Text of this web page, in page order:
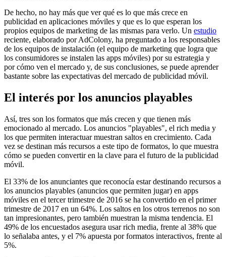
De hecho, no hay más que ver qué es lo que más crece en
publicidad en aplicaciones móviles y que es lo que esperan los
propios equipos de marketing de las mismas para verlo. Un estudio
reciente, elaborado por AdColony, ha preguntado a los responsables
de los equipos de instalación (el equipo de marketing que logra que
los consumidores se instalen las apps móviles) por su estrategia y
por cómo ven el mercado y, de sus conclusiones, se puede aprender
bastante sobre las expectativas del mercado de publicidad móvil.
El interés por los anuncios playables
Así, tres son los formatos que más crecen y que tienen más
emocionado al mercado. Los anuncios "playables", el rich media y
los que permiten interactuar muestran saltos en crecimiento. Cada
vez se destinan más recursos a este tipo de formatos, lo que muestra
cómo se pueden convertir en la clave para el futuro de la publicidad
móvil.
El 33% de los anunciantes que reconocía estar destinando recursos a
los anuncios playables (anuncios que permiten jugar) en apps
móviles en el tercer trimestre de 2016 se ha convertido en el primer
trimestre de 2017 en un 64%. Los saltos en los otros terrenos no son
tan impresionantes, pero también muestran la misma tendencia. El
49% de los encuestados asegura usar rich media, frente al 38% que
lo señalaba antes, y el 7% apuesta por formatos interactivos, frente al
5%.